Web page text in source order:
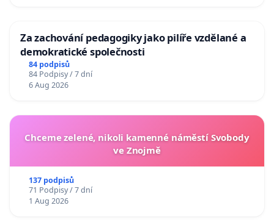
Za zachování pedagogiky jako pilíře vzdělané a
demokratické společnosti
84 podpisů
84 Podpisy / 7 dní
6 Aug 2026
Chceme zelené, nikoli kamenné náměstí Svobody
ve Znojmě
137 podpisů
71 Podpisy / 7 dní
1 Aug 2026